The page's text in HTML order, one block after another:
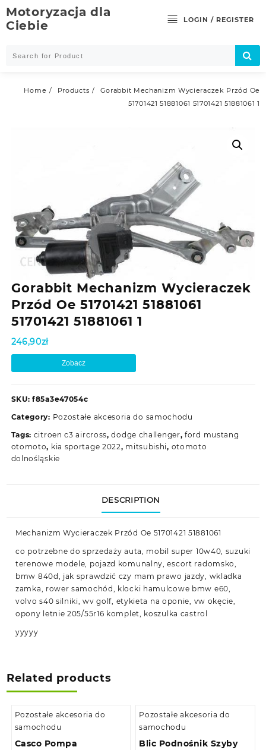
Skip
to
content
Motoryzacja dla
Ciebie
LOGIN / REGISTER
Home Products
Gorabbit Mechanizm Wycieraczek Przód Oe
51701421 51881061 51701421 51881061 1
Gorabbit Mechanizm Wycieraczek
Przód Oe 51701421 51881061
51701421 51881061 1
246,90zł
Zobacz
SKU: f85a3e47054c
Category: Pozostałe akcesoria do samochodu
Tags: citroen c3 aircross,dodge challenger,ford mustang
otomoto, kia sportage 2022, mitsubishi, otomoto
dolnośląskie
DESCRIPTION
Mechanizm Wycieraczek Przód Oe 51701421 51881061
co potrzebne do sprzedaży auta, mobil super 10w40, suzuki
terenowe modele, pojazd komunalny, escort radomsko,
bmw 840d, jak sprawdzić czy mam prawo jazdy, wkladka
zamka, rower samochód, klocki hamulcowe bmw e60,
volvo s40 silniki, wv golf, etykieta na oponie, vw okęcie,
opony letnie 205/55r16 komplet, koszulka castrol
yyyyy
Related products
Pozostałe akcesoria do
samochodu
Casco Pompa
Pozostałe akcesoria do
samochodu
Blic Podnośnik Szyby